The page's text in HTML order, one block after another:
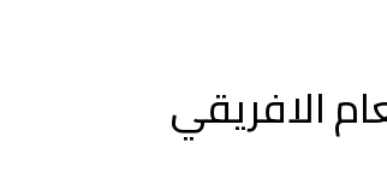
الافريقي